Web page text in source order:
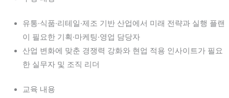
유통·식품·리테일·제조 기반 산업에서 미래 전략과 실행 플랜
이 필요한 기획·마케팅·영업 담당자
산업 변화에 맞춘 경쟁력 강화와 현업 적용 인사이트가 필요
한 실무자 및 조직 리더
교육 내용